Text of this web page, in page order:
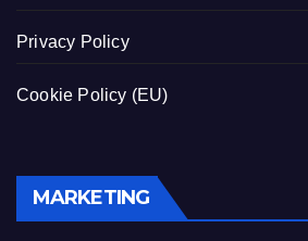
Privacy Policy
Cookie Policy (EU)
MARKETING